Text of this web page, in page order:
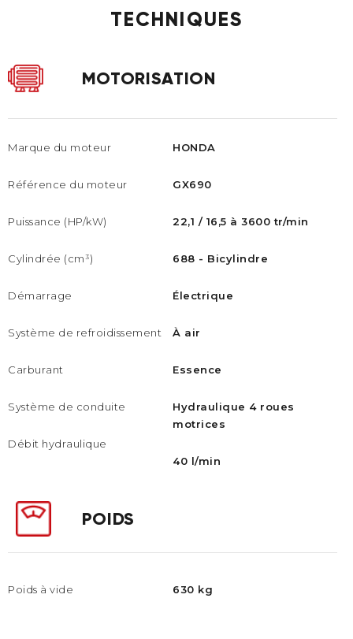
TECHNIQUES
MOTORISATION
Marque du moteur
Référence du moteur
Puissance (HP/kW) ​
Cylindrée (cm³)
Démarrage
Système de refroidissement
Carburant
Système de conduite
Débit hydraulique
HONDA
GX690
22,1 / 16,5 à 3600 tr/min
688 - Bicylindre
Électrique
À air
Essence
Hydraulique 4 roues
motrices
40 l/min
POIDS
Poids à vide 630 kg